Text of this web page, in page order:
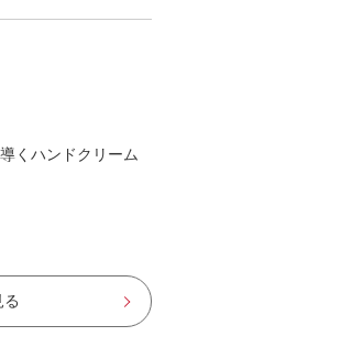
くハンドクリーム